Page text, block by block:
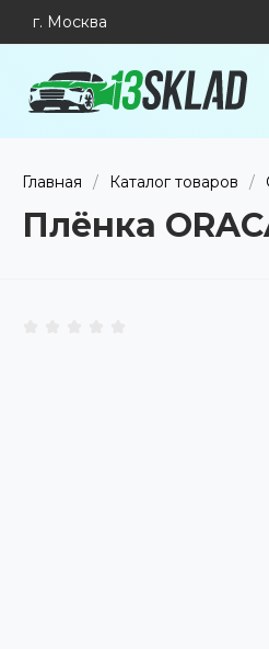
г. Москва
Главная / Каталог товаров /
Плёнка